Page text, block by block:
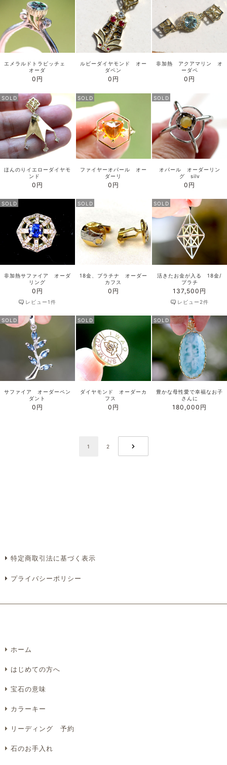
エメラルドトラピッチェ
オーダ
0円
ルビーダイヤモンド オー
ダペン
0円
非加熱 アクアマリン オ
ーダペ
0円
SOLD
ほんのりイエローダイヤモ
ンド
0円
SOLD
ファイヤーオパール オー
ダーリ
0円
SOLD
オパール オーダーリン
グ silv
0円
SOLD
非加熱サファイア オーダ
リング
0円
レビュー1件
SOLD
18金、プラチナ オーダー
カフス
0円
SOLD
活きたお金が入る 18金/
プラチ
137,500円
レビュー2件
SOLD
サファイア オーダーペン
ダント
0円
SOLD
ダイヤモンド オーダーカ
フス
0円
SOLD
豊かな母性愛で幸福なお子
さんに
180,000円
1 2
特定商取引法に基づく表示
プライバシーポリシー
ホーム
はじめての方へ
宝石の意味
カラーキー
リーディング 予約
石のお手入れ